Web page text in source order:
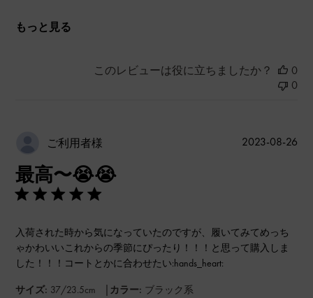
もっと見る
このレビューは役に立ちましたか？
0
0
ご利用者様
最高〜😭😭
入荷された時から気になっていたのですが、履いてみてめっち
ゃかわいいこれからの季節にぴったり！！！と思って購入しま
した！！！コートとかに合わせたい:hands_heart:
サイズ: 37/23.5cm | カラー: ブラック系
公
2023-08-26